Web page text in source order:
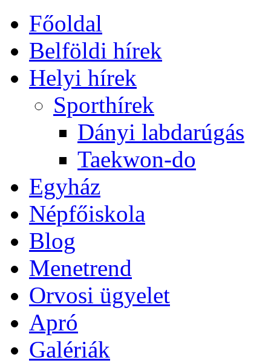
Főoldal
Belföldi hírek
Helyi hírek
Sporthírek
Dányi labdarúgás
Taekwon-do
Egyház
Népfőiskola
Blog
Menetrend
Orvosi ügyelet
Apró
Galériák